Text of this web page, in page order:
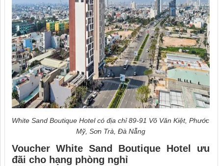
White Sand Boutique Hotel có địa chỉ 89-91 Võ Văn Kiệt, Phước
Mỹ, Sơn Trà, Đà Nẵng
Voucher White Sand Boutique Hotel ưu
đãi cho hạng phòng nghỉ